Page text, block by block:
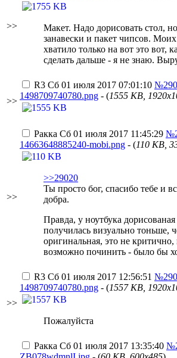
>>
Макет. Надо дорисовать стол,
занавески и пакет чипсов.
хватило только на вот это вот,
сделать дальше - я не знаю.
>>
R3 Сб 01 июля 2017 07:01:10
1498709740780.png - (1555 KB,
>>
Ракка Сб 01 июля 2017 11:45:29
14663648885240-mobi.png - (110 KB,
>>29020
Ты просто бог, спасибо тебе и
добра.
Правда, у ноутбука дорисованая
получилась визуально тоньше,
оригинальная, это не критично,
возможно починить - было бы
>>
R3 Сб 01 июля 2017 12:56:51
1498709740780.png - (1557 KB,
Пожалуйста
Ракка Сб 01 июля 2017 13:35:40